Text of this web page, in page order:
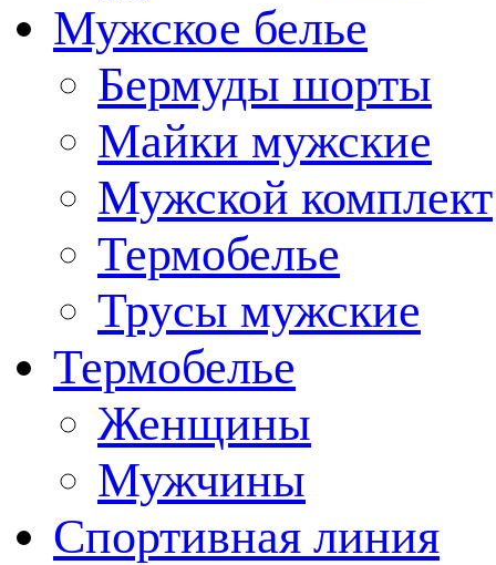
Мужское белье
Бермуды шорты
Майки мужские
Мужской комплект
Термобелье
Трусы мужские
Термобелье
Женщины
Мужчины
Спортивная линия